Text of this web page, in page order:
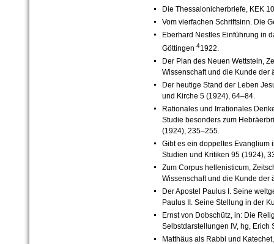
Die Thessalonicherbriefe, KEK
Vom vierfachen Schriftsinn. Die
Eberhard Nestles Einführung in
Göttingen 41922.
Der Plan des Neuen Wettstein,
Wissenschaft und die Kunde der
Der heutige Stand der Leben
und Kirche 5 (1924), 64–84.
Rationales und Irrationales
Studie besonders zum
(1924), 235–255.
Gibt es ein doppeltes Evanglium
Studien und Kritiken 95 (1924),
Zum Corpus hellenisticum,
Wissenschaft und die Kunde der
Der Apostel Paulus I. Seine
Paulus II. Seine Stellung in der
Ernst von Dobschütz, in: Die
Selbstdarstellungen IV, hg, Erich
Matthäus als Rabbi und